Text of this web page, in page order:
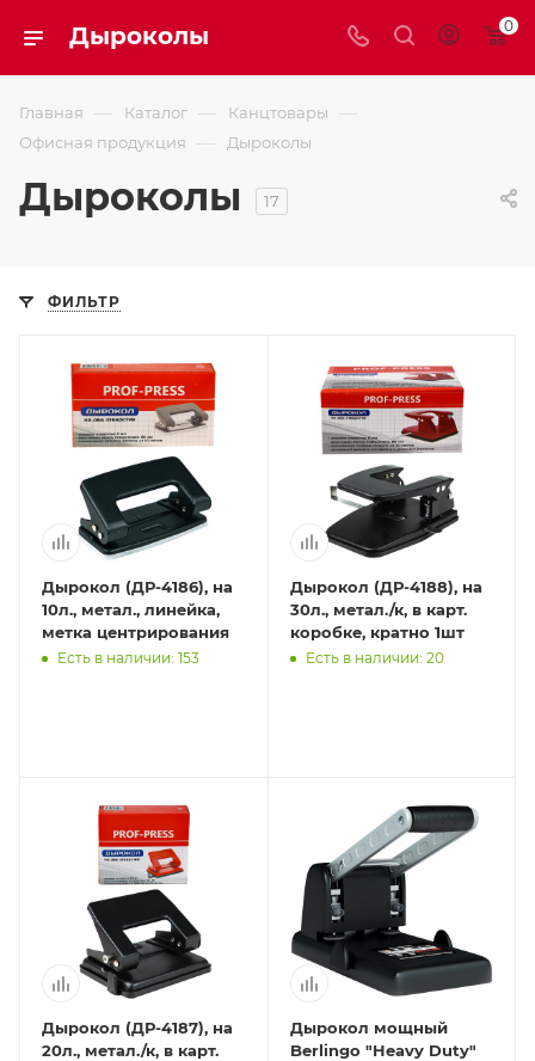
Дыроколы 0
Главная — Каталог — Канцтовары —
Офисная продукция — Дыроколы
Дыроколы 17
ФИЛЬТР
Дырокол (ДР-4186), на
10л., метал., линейка,
метка центрирования
Есть в наличии: 153
Дырокол (ДР-4188), на
30л., метал./к, в карт.
коробке, кратно 1шт
Есть в наличии: 20
Дырокол (ДР-4187), на
20л., метал./к, в карт.
Дырокол мощный
Berlingo "Heavy Duty"